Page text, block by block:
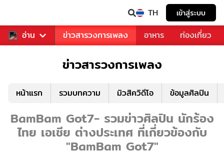
TH เข้าสู่ระบบ
อ่าน
ข่าวบันเทิง ข่าวสารวงการเพลง อาหาร ท่องเที่ยว
ข่าวสารวงการเพลง
หน้าแรก รวมบทความ มิวสิควิดีโอ ข้อมูลศิลปิน
BamBam Got7- รวมข่าวศิลปิน นักร้อง
ไทย เอเชีย ต่างประเทศ ที่เกี่ยวข้องกับ
"BamBam Got7"